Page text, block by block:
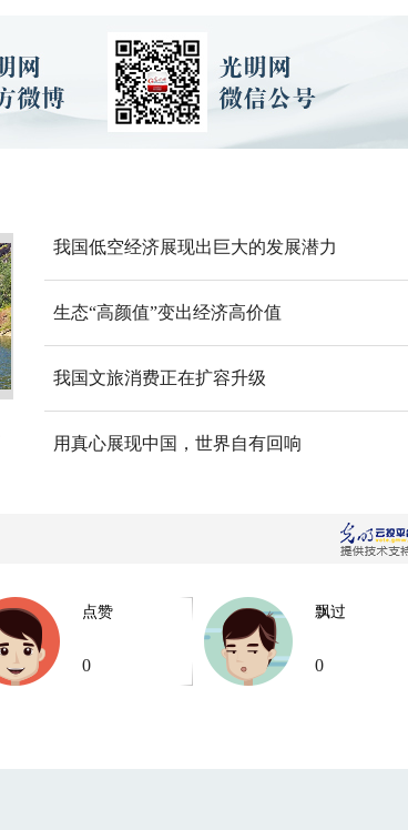
我国低空经济展现出巨大的发展潜力
生态“高颜值”变出经济高价值
我国文旅消费正在扩容升级
用真心展现中国，世界自有回响
点赞
0
飘过
0